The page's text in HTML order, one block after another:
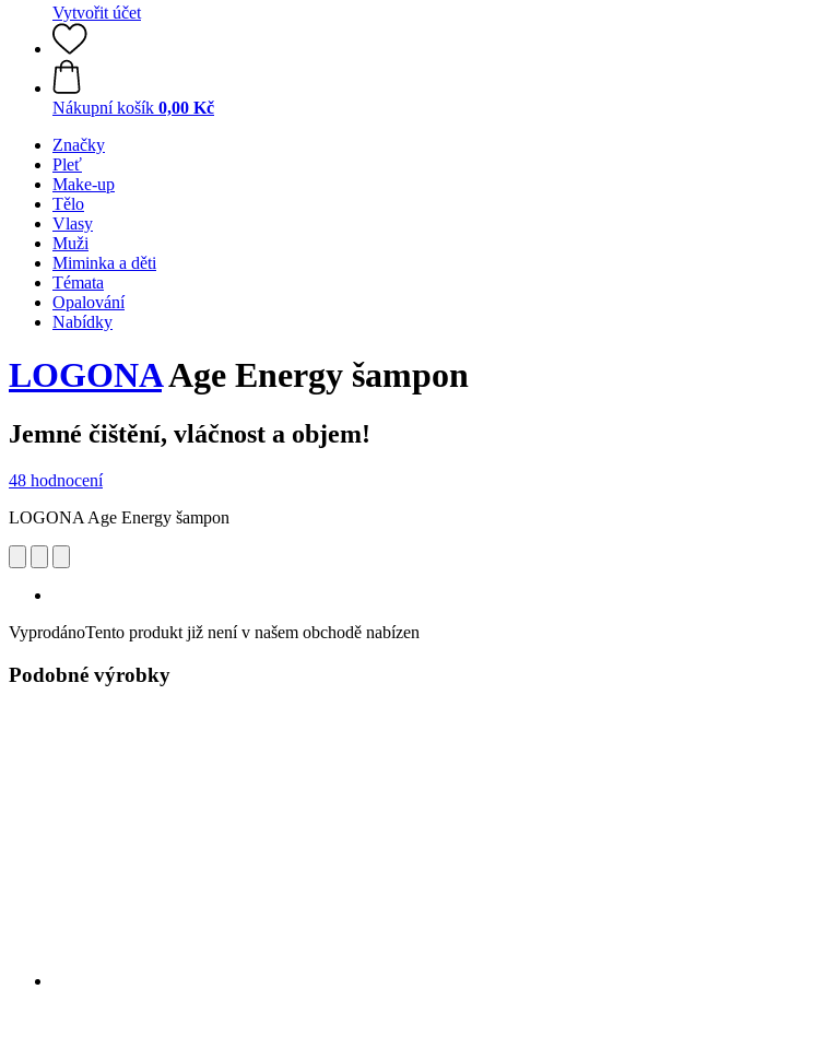
Vytvořit účet
Nákupní košík 0,00 Kč
Značky
Pleť
Make-up
Tělo
Vlasy
Muži
Miminka a děti
Témata
Opalování
Nabídky
LOGONAAge Energy šampon
Jemné čištění, vláčnost a objem!
48 hodnocení
LOGONA Age Energy šampon
VyprodánoTento produkt již není v našem obchodě nabízen
Podobné výrobky